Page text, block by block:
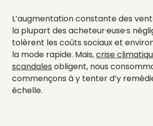
L’augmentation constante des
la plupart des acheteur·euse·s
tolèrent les coûts sociaux et
la mode rapide. Mais,crise
scandales obligent, nous
commençons à y tenter d’y
échelle.